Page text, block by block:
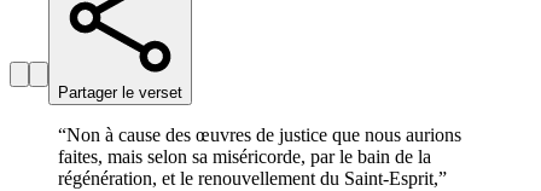
Partager le verset
“Non à cause des œuvres de justice que nous aurions
faites, mais selon sa miséricorde, par le bain de la
régénération, et le renouvellement du Saint-Esprit,”